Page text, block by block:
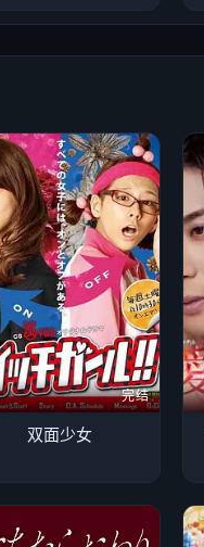
完结
双面少女